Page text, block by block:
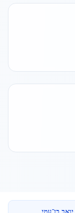
יואב בן־עמי